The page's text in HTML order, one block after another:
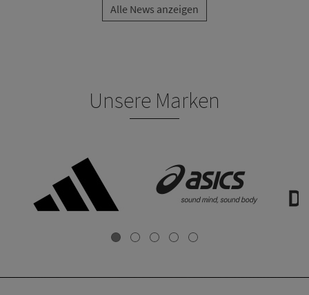
Alle News anzeigen
Unsere Marken